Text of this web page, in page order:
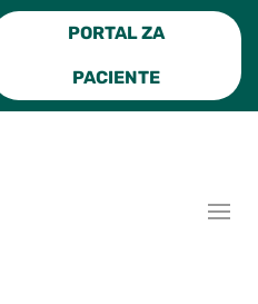
PORTAL ZA
PACIENTE